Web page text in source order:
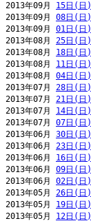
2013年09月 15日(日)
2013年09月 08日(日)
2013年09月 01日(日)
2013年08月 25日(日)
2013年08月 18日(日)
2013年08月 11日(日)
2013年08月 04日(日)
2013年07月 28日(日)
2013年07月 21日(日)
2013年07月 14日(日)
2013年07月 07日(日)
2013年06月 30日(日)
2013年06月 23日(日)
2013年06月 16日(日)
2013年06月 09日(日)
2013年06月 02日(日)
2013年05月 26日(日)
2013年05月 19日(日)
2013年05月 12日(日)